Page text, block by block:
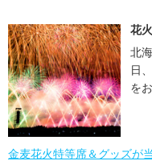
花
北
日
を
金麦花火特等席＆グッズが